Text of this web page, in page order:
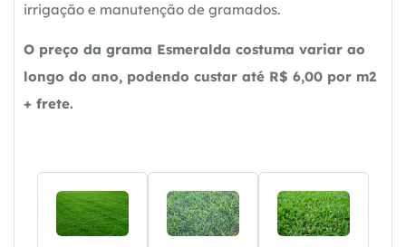
irrigação e manutenção de gramados.
O preço da grama Esmeralda costuma variar ao
longo do ano, podendo custar até R$ 6,00 por m2
+ frete.